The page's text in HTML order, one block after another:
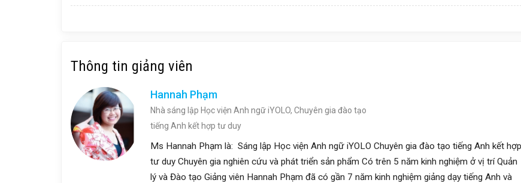
Thông tin giảng viên
Hannah Phạm
Nhà sáng lập Học viện Anh ngữ iYOLO, Chuyên gia đào tạo
tiếng Anh kết hợp tư duy
Ms Hannah Phạm là: Sáng lập Học viện Anh ngữ iYOLO Chuyên gia đào tạo tiếng Anh kết hợp
tư duy Chuyên gia nghiên cứu và phát triển sản phẩm Có trên 5 năm kinh nghiệm ở vị trí Quản
lý và Đào tạo Giảng viên Hannah Phạm đã có gần 7 năm kinh nghiệm giảng dạy tiếng Anh và